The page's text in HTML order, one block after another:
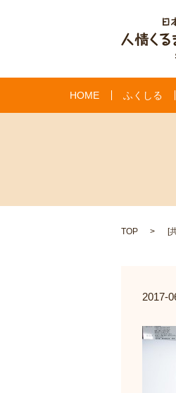
HOME ふくしる
TOP [
2017-